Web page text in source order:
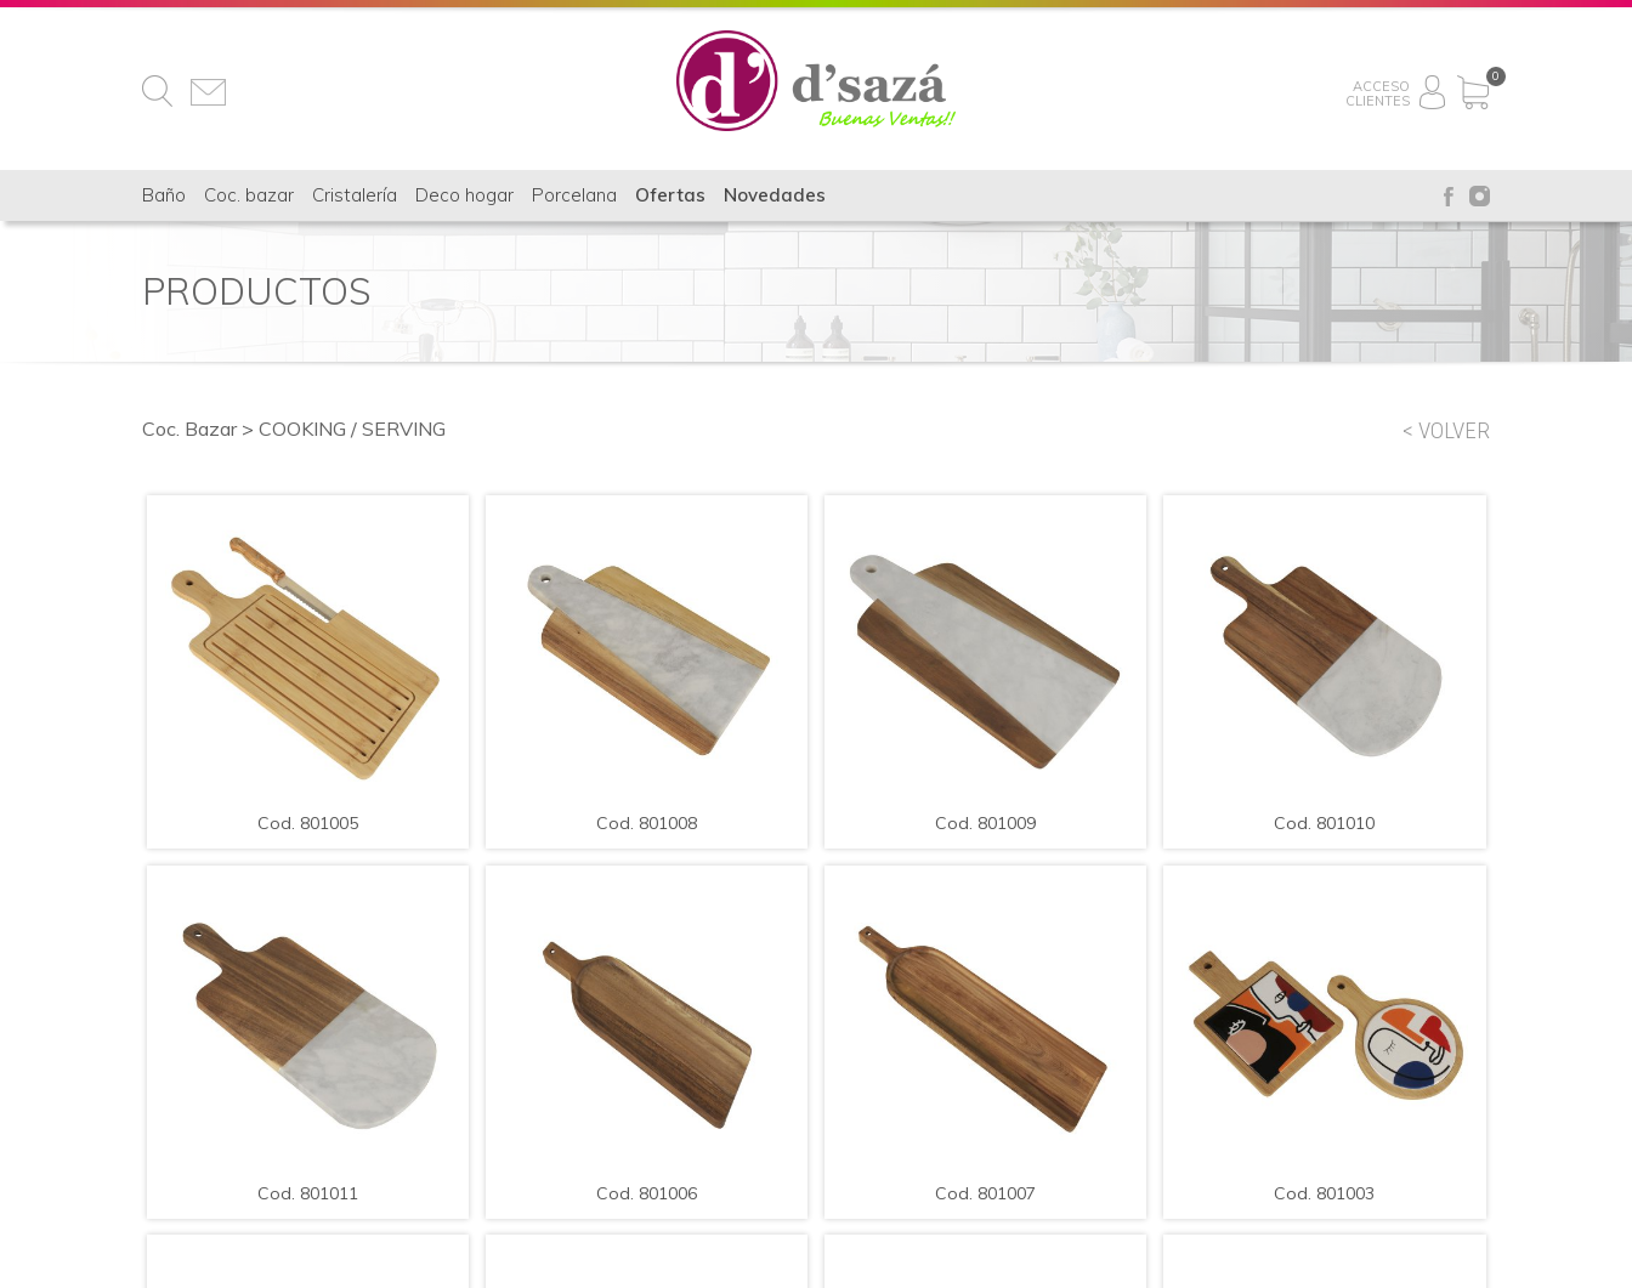
0
ACCESO
CLIENTES
Baño Coc. bazar Cristalería Deco hogar Porcelana Ofertas Novedades
PRODUCTOS
Coc. Bazar> COOKING / SERVING < VOLVER
AMPLIAR DETALLE
Cod. 801005
Med.: 40x20x1cm.
Cod. 801005
DETALLE
Med.: 28x14x1cm.
Cod. 801008
AMPLIAR DETALLE
Cod. 801009
Med.: 35x17x1cm.
Cod. 801009
DETALLE
Med.: 33x15x1cm.
Cod. 801010
Med.: 38x17x1cm.
Cod. 801011
DETALLE
Med.: 42x12x2cm.
Cod. 801006
DETALLE
Med.: 60x15x2cm.
Cod. 801007
AMPLIAR DETALLE
Set x 24pcs, Diseño Surtido / Med.:
18x12cm.
Cod. 801003